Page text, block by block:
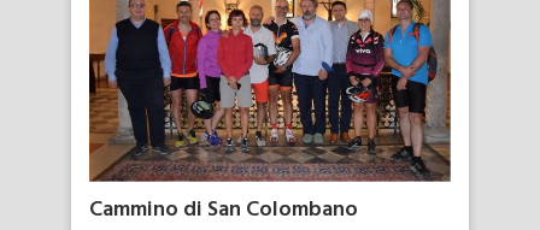
Cammino di San Colombano